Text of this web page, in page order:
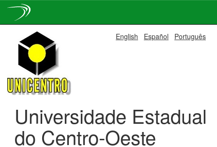
navigation
English Español Português
Universidade Estadual
do Centro-Oeste